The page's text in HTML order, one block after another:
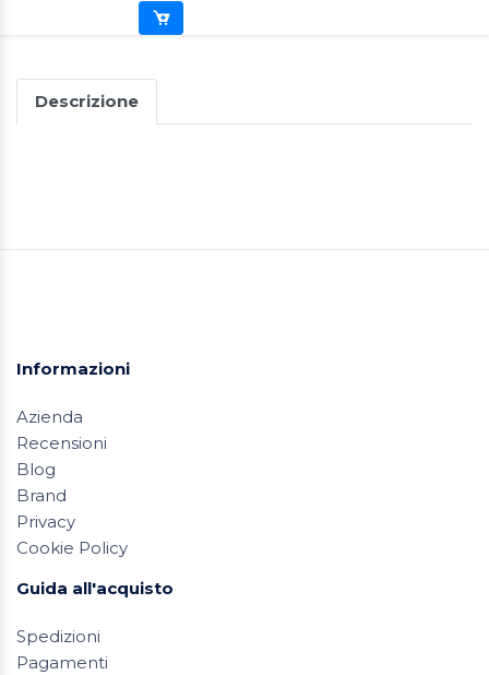
Descrizione
Informazioni
Azienda
Recensioni
Blog
Brand
Privacy
Cookie Policy
Guida all'acquisto
Spedizioni
Pagamenti